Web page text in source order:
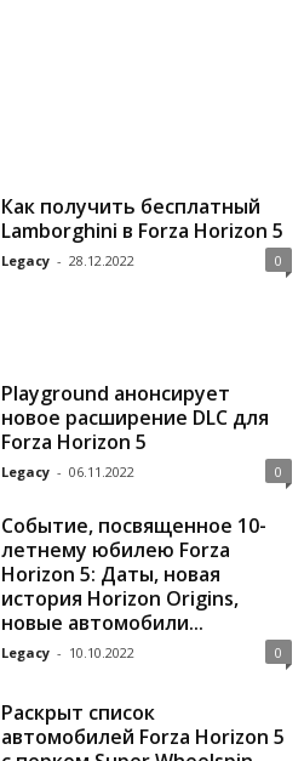
Как получить бесплатный
Lamborghini в Forza Horizon 5
Legacy - 28.12.2022 0
Playground анонсирует
новое расширение DLC для
Forza Horizon 5
Legacy - 06.11.2022 0
Событие, посвященное 10-
летнему юбилею Forza
Horizon 5: Даты, новая
история Horizon Origins,
новые автомобили...
Legacy - 10.10.2022 0
Раскрыт список
автомобилей Forza Horizon 5